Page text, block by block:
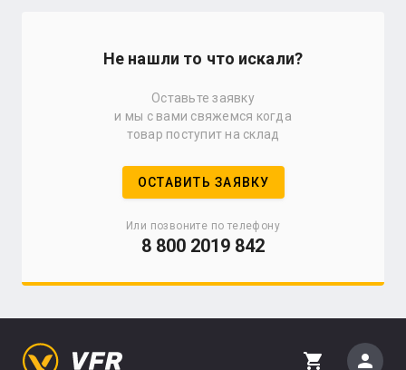
Не нашли то что искали?
Оставьте заявку
и мы с вами свяжемся когда
товар поступит на склад
ОСТАВИТЬ ЗАЯВКУ
Или позвоните по телефону
8 800 2019 842
shopping_cart person